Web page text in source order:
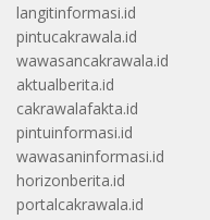
langitinformasi.id
pintucakrawala.id
wawasancakrawala.id
aktualberita.id
cakrawalafakta.id
pintuinformasi.id
wawasaninformasi.id
horizonberita.id
portalcakrawala.id